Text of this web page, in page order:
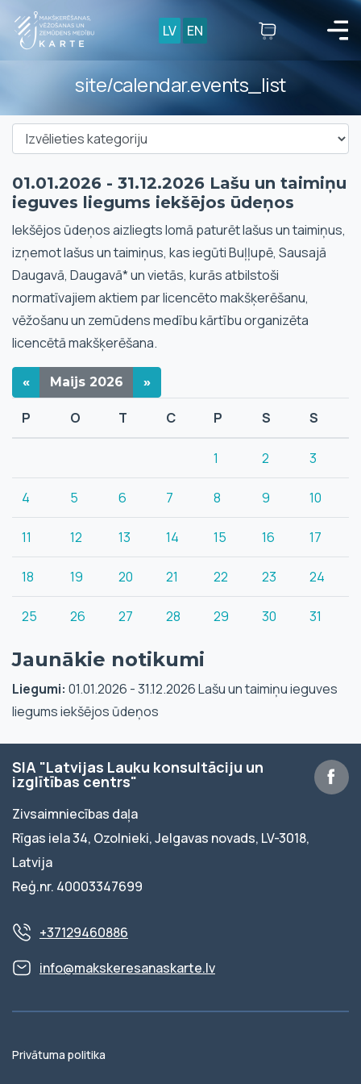
LV EN
site/calendar.events_list
01.01.2026 - 31.12.2026 Lašu un taimiņu
ieguves liegums iekšējos ūdeņos
Iekšējos ūdeņos aizliegts lomā paturēt lašus un taimiņus,
izņemot lašus un taimiņus, kas iegūti Buļļupē, Sausajā
Daugavā, Daugavā* un vietās, kurās atbilstoši
normatīvajiem aktiem par licencēto makšķerēšanu,
vēžošanu un zemūdens medību kārtību organizēta
licencētā makšķerēšana.
« Maijs 2026 »
P O T C P S S
1 2 3
4 5 6 7 8 9 10
11 12 13 14 15 16 17
18 19 20 21 22 23 24
25 26 27 28 29 30 31
Jaunākie notikumi
Liegumi: 01.01.2026 - 31.12.2026 Lašu un taimiņu ieguves
liegums iekšējos ūdeņos
SIA "Latvijas Lauku konsultāciju un
izglītības centrs"
Zivsaimniecības daļa
Rīgas iela 34, Ozolnieki, Jelgavas novads, LV-3018,
Latvija
Reģ.nr. 40003347699
+37129460886
info@makskeresanaskarte.lv
Privātuma politika